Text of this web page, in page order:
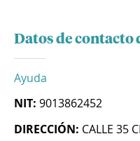
Datos de contacto
Ayuda
NIT: 9013862452
DIRECCIÓN: CALLE 35